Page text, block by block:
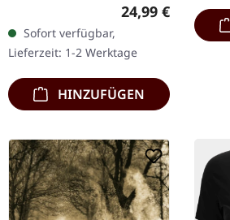
Transparent Dunkel-
Orange mit schwarz
marmoriertem Vinyl mit
schwerem…
Regulärer Preis:
24,99 €
Sofort verfügbar,
Lieferzeit: 1-2 Werktage
HINZUFÜGEN